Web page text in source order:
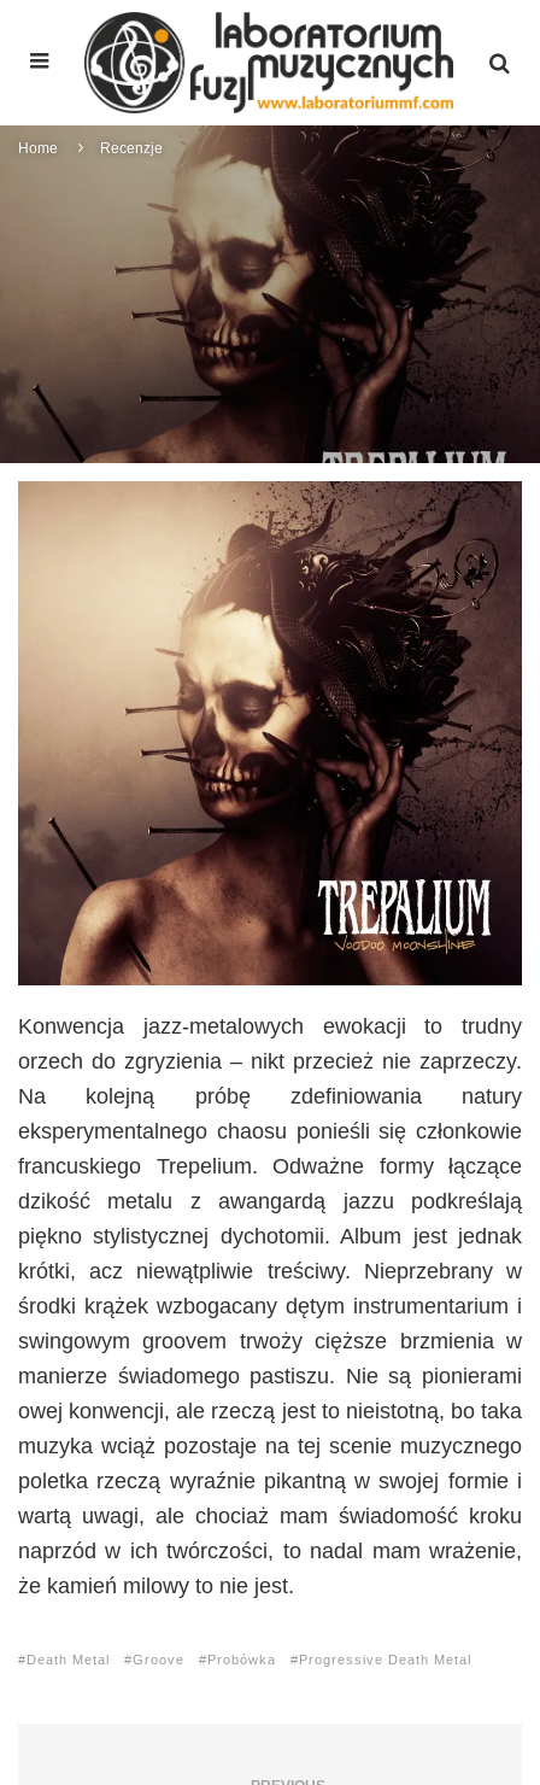
Home Recenzje
Konwencja jazz-metalowych ewokacji to trudny
orzech do zgryzienia – nikt przecież nie zaprzeczy.
Na kolejną próbę zdefiniowania natury
eksperymentalnego chaosu ponieśli się członkowie
francuskiego Trepelium. Odważne formy łączące
dzikość metalu z awangardą jazzu podkreślają
piękno stylistycznej dychotomii. Album jest jednak
krótki, acz niewątpliwie treściwy. Nieprzebrany w
środki krążek wzbogacany dętym instrumentarium i
swingowym groovem trwoży cięższe brzmienia w
manierze świadomego pastiszu. Nie są pionierami
owej konwencji, ale rzeczą jest to nieistotną, bo taka
muzyka wciąż pozostaje na tej scenie muzycznego
poletka rzeczą wyraźnie pikantną w swojej formie i
wartą uwagi, ale chociaż mam świadomość kroku
naprzód w ich twórczości, to nadal mam wrażenie,
że kamień milowy to nie jest.
Death Metal Groove Probówka Progressive Death Metal